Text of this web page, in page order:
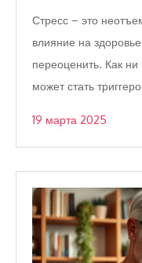
Стресс – это
влияние на
переоценить. Как
может стать
19 марта 2025